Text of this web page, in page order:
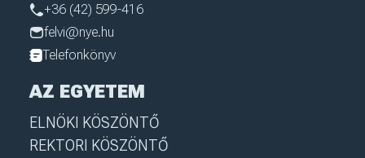
+36 (42) 599-416
felvi@nye.hu
Telefonkönyv
AZ EGYETEM
ELNÖKI KÖSZÖNTŐ
REKTORI KÖSZÖNTŐ